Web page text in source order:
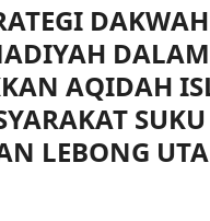
DAKWAH
DALAM
AQIDAH
LEBONG